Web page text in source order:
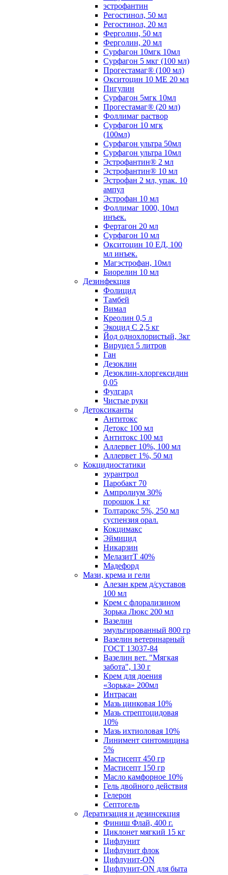
эстрофантин
Регостинол, 50 мл
Регостинол, 20 мл
Ферголин, 50 мл
Ферголин, 20 мл
Сурфагон 10мгк 10мл
Сурфагон 5 мкг (100 мл)
Прогестамаг® (100 мл)
Окситоцин 10 МЕ 20 мл
Пигулин
Сурфагон 5мгк 10мл
Прогестамаг® (20 мл)
Фоллимаг раствор
Сурфагон 10 мгк
(100мл)
Сурфагон ультра 50мл
Сурфагон ультра 10мл
Эстрофантин® 2 мл
Эстрофантин® 10 мл
Эстрофан 2 мл, упак. 10
ампул
Эстрофан 10 мл
Фоллимаг 1000, 10мл
инъек.
Фертагон 20 мл
Сурфагон 10 мл
Окситоцин 10 ЕД, 100
мл инъек.
Магэстрофан, 10мл
Биорелин 10 мл
Дезинфекция
Фолицид
Тамбей
Вимал
Креолин 0,5 л
Экоцид С 2,5 кг
Йод однохлористый, 3кг
Вируцел 5 литров
Ган
Дезоклин
Дезоклин-хлоргексидин
0,05
Фулгард
Чистые руки
Детоксиканты
Антитокс
Детокс 100 мл
Антитокс 100 мл
Аллервет 10%, 100 мл
Аллервет 1%, 50 мл
Кокцидиостатики
зурантрол
Паробакт 70
Ампролиум 30%
порошок 1 кг
Толтарокс 5%, 250 мл
суспензия орал.
Кокцимакс
Эймицид
Никарзин
МелазитТ 40%
Мадефорд
Мази, крема и гели
Алезан крем д/суставов
100 мл
Крем с флорализином
Зорька Люкс 200 мл
Вазелин
эмульгированный 800 гр
Вазелин ветеринарный
ГОСТ 13037-84
Вазелин вет. "Мягкая
забота", 130 г
Крем для доения
«Зорька» 200мл
Интрасан
Мазь цинковая 10%
Мазь стрептоцидовая
10%
Мазь ихтиоловая 10%
Линимент синтомицина
5%
Мастисепт 450 гр
Мастисепт 150 гр
Масло камфорное 10%
Гель двойного действия
Гелерон
Септогель
Дератизация и дезинсекция
Финиш Флай, 400 г.
Циклонет мягкий 15 кг
Цифлунит
Цифлунит флок
Цифлунит-ON
Цифлунит-ON для быта